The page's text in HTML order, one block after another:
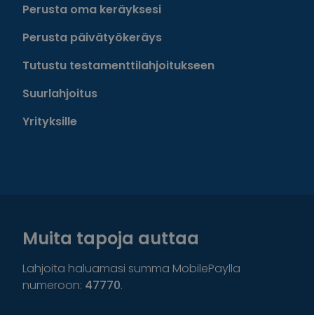
Perusta oma keräyksesi
Perusta päivätyökeräys
Tutustu testamenttilahjoitukseen
Suurlahjoitus
Yrityksille
Muita tapoja auttaa
Lahjoita haluamasi summa MobilePaylla
numeroon: 47770.